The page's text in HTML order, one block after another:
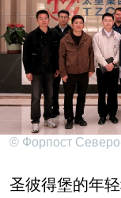
© Форпост
圣彼得堡的年